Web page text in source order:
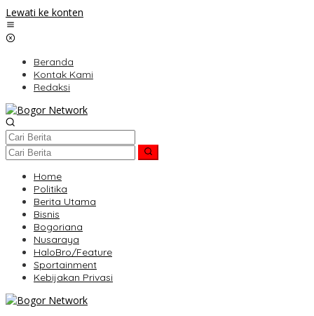
Lewati ke konten
Beranda
Kontak Kami
Redaksi
Home
Politika
Berita Utama
Bisnis
Bogoriana
Nusaraya
HaloBro/Feature
Sportainment
Kebijakan Privasi